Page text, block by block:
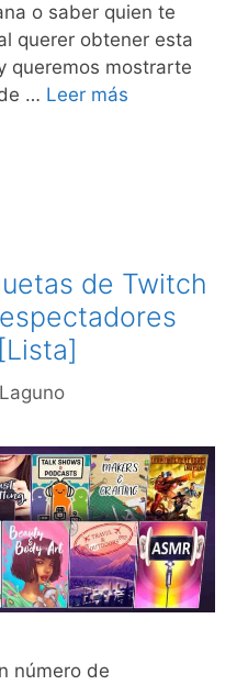
o saber quien te
querer obtener esta
queremos mostrarte
… Leer más
de Twitch
número de